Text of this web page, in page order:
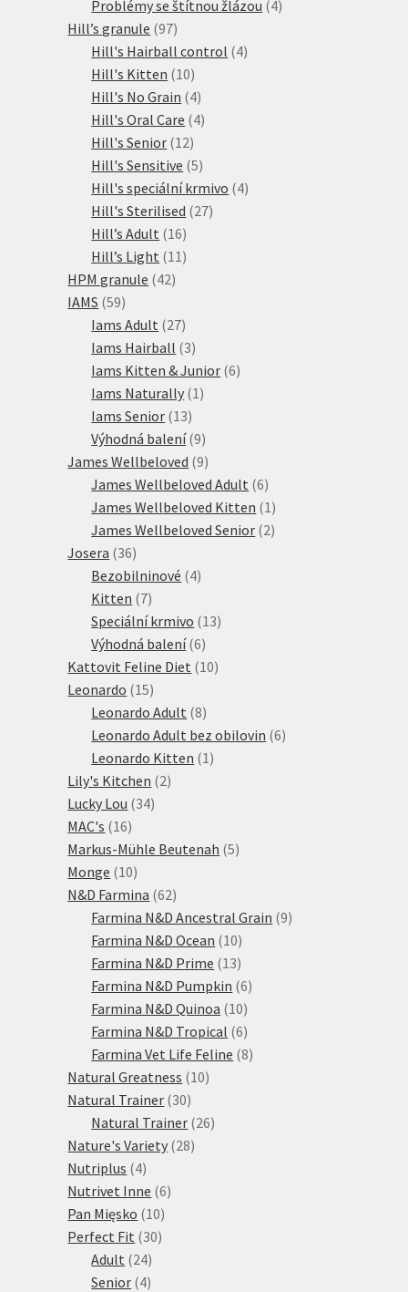
produkty
Problémy se štítnou žlázou 44
Hill’s granule 9797
produktů
Hill's Hairball control 44
Hill's Kitten 1010
produktů
Hill's No Grain 44
produkty
Hill's Oral Care 44
Hill's Senior 1212
produktů
Hill's Sensitive 55
produktů
Hill's speciální krmivo 44
Hill's Sterilised 2727
Hill’s Adult 1616
produktů
Hill’s Light 11 11
HPM granule 4242
IAMS 5959
produktů
Iams Adult 2727
produktů
Iams Hairball 33
produkty
Iams Kitten & Junior 66
Iams Naturally 1 1
Iams Senior 1313
produktů
Výhodná balení 99
produktů
James Wellbeloved 99
produktů
James Wellbeloved Adult 66
produktů
James Wellbeloved Kitten 1 1
produkt
James Wellbeloved Senior 22
Josera 3636
produktů
Bezobilninové 44
Kitten 77
produktů
Speciální krmivo 1313
Výhodná balení 66
produktů
Kattovit Feline Diet 1010
Leonardo 1515
produktů
Leonardo Adult 88
produktů
Leonardo Adult bez obilovin 66
Leonardo Kitten 1 1
Lily's Kitchen 22
Lucky Lou 3434
MAC's 1616
produktů
Markus-Mühle Beutenah 55
Monge 1010
produktů
N&D Farmina 6262
produktů
Farmina N&D Ancestral Grain 99
Farmina N&D Ocean 1010
produktů
Farmina N&D Prime 1313
produktů
Farmina N&D Pumpkin 66
Farmina N&D Quinoa 1010
produktů
Farmina N&D Tropical 66
produktů
Farmina Vet Life Feline 88
Natural Greatness 1010
Natural Trainer 3030
produktů
Natural Trainer 2626
Nature's Variety 2828
Nutriplus 44
produkty
Nutrivet Inne 66
Pan Mięsko 1010
produktů
Perfect Fit 3030
Adult 2424
produktů
Senior 44